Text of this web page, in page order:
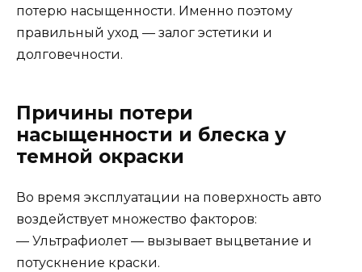
потерю насыщенности. Именно поэтому
правильный уход — залог эстетики и
долговечности.
Причины потери
насыщенности и блеска у
темной окраски
Во время эксплуатации на поверхность авто
воздействует множество факторов:
— Ультрафиолет — вызывает выцветание и
потускнение краски.